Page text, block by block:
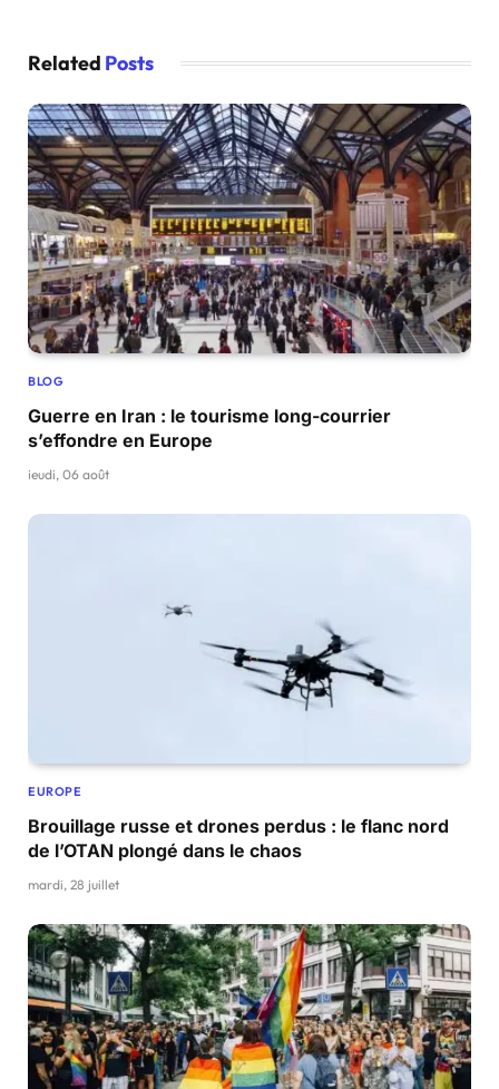
Related Posts
BLOG
Guerre en Iran : le tourisme long-courrier
s’effondre en Europe
jeudi, 06 août
EUROPE
Brouillage russe et drones perdus : le flanc nord
de l’OTAN plongé dans le chaos
mardi, 28 juillet